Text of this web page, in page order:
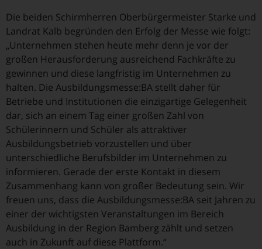
Die beiden Schirmherren Oberbürgermeister Starke und
Landrat Kalb begründen den Erfolg der Messe wie folgt:
„Unternehmen stehen heute mehr denn je vor der
großen Herausforderung ausreichend Fachkräfte zu
gewinnen und diese langfristig im Unternehmen zu
halten. Die Ausbildungsmesse:BA stellt daher für
Betriebe und Institutionen die einzigartige Gelegenheit
dar, sich an einem Tag einer großen Zahl von
Schülerinnern und Schüler als attraktiver
Ausbildungsbetrieb vorzustellen und über
unterschiedliche Berufsbilder im Unternehmen zu
informieren. Gerade der erste Kontakt in diesem
Zusammenhang kann von großer Bedeutung sein. Wir
freuen uns, dass die Ausbildungsmesse:BA seit Jahren zu
einer der wichtigsten Veranstaltungen im Bereich
Ausbildung in der Region Bamberg zählt und setzen
auch in Zukunft auf diese Plattform.“